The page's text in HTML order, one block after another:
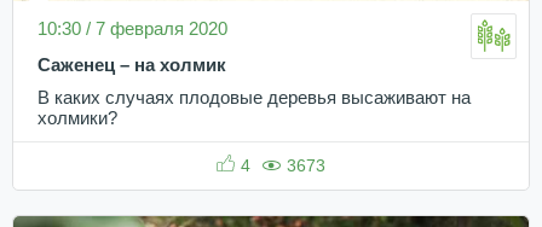
10:30 / 7 февраля 2020
Саженец – на холмик
В каких случаях плодовые деревья высаживают на
холмики?
4 3673